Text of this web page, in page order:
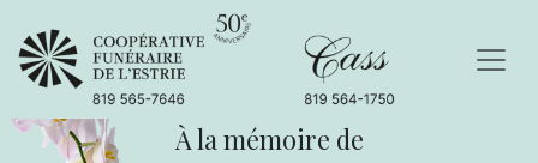
À la mémoire de